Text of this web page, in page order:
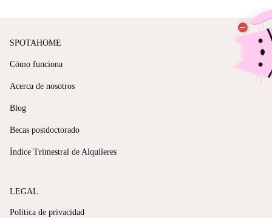
SPOTAHOME
Cómo funciona
Acerca de nosotros
Blog
Becas postdoctorado
Índice Trimestral de Alquileres
LEGAL
Política de privacidad